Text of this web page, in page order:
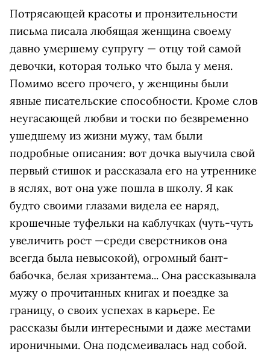
Потрясающей красоты и пронзительности
письма писала любящая женщина своему
давно умершему супругу — отцу той самой
девочки, которая только что была у меня.
Помимо всего прочего, у женщины были
явные писательские способности. Кроме слов
неугасающей любви и тоски по безвременно
ушедшему из жизни мужу, там были
подробные описания: вот дочка выучила свой
первый стишок и рассказала его на утреннике
в яслях, вот она уже пошла в школу. Я как
будто своими глазами видела ее наряд,
крошечные туфельки на каблучках (чуть-чуть
увеличить рост —среди сверстников она
всегда была невысокой), огромный бант-
бабочка, белая хризантема... Она рассказывала
мужу о прочитанных книгах и поездке за
границу, о своих успехах в карьере. Ее
рассказы были интересными и даже местами
ироничными. Она подсмеивалась над собой.